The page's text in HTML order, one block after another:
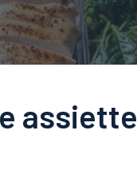
assiette